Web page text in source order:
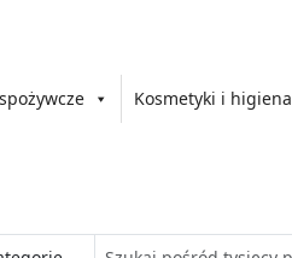
Kosmetyki i higiena